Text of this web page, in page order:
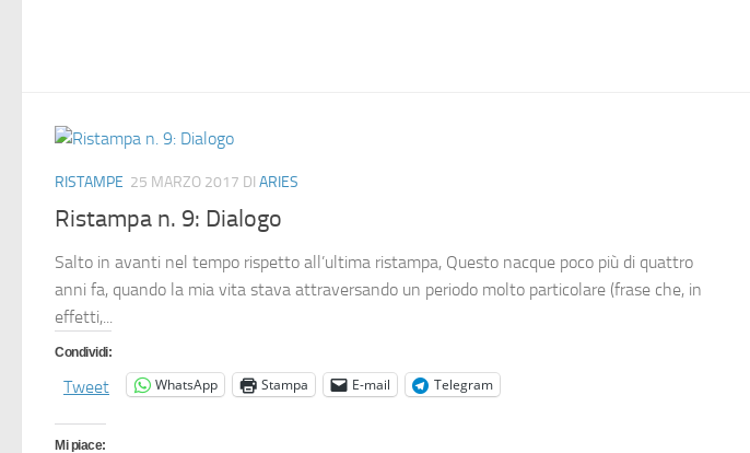
RISTAMPE 25 MARZO 2017 DI ARIES
Ristampa n. 9: Dialogo
Salto in avanti nel tempo rispetto all’ultima ristampa, Questo nacque poco più di quattro
anni fa, quando la mia vita stava attraversando un periodo molto particolare (frase che, in
effetti,...
Condividi:
Tweet WhatsApp Stampa E-mail Telegram
Mi piace: